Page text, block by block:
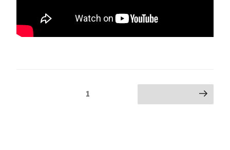
1 Nächste Seite